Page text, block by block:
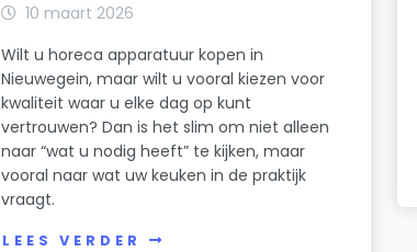
10 maart 2026
Wilt u horeca apparatuur kopen in
Nieuwegein, maar wilt u vooral kiezen voor
kwaliteit waar u elke dag op kunt
vertrouwen? Dan is het slim om niet alleen
naar “wat u nodig heeft” te kijken, maar
vooral naar wat uw keuken in de praktijk
vraagt.
LEES VERDER